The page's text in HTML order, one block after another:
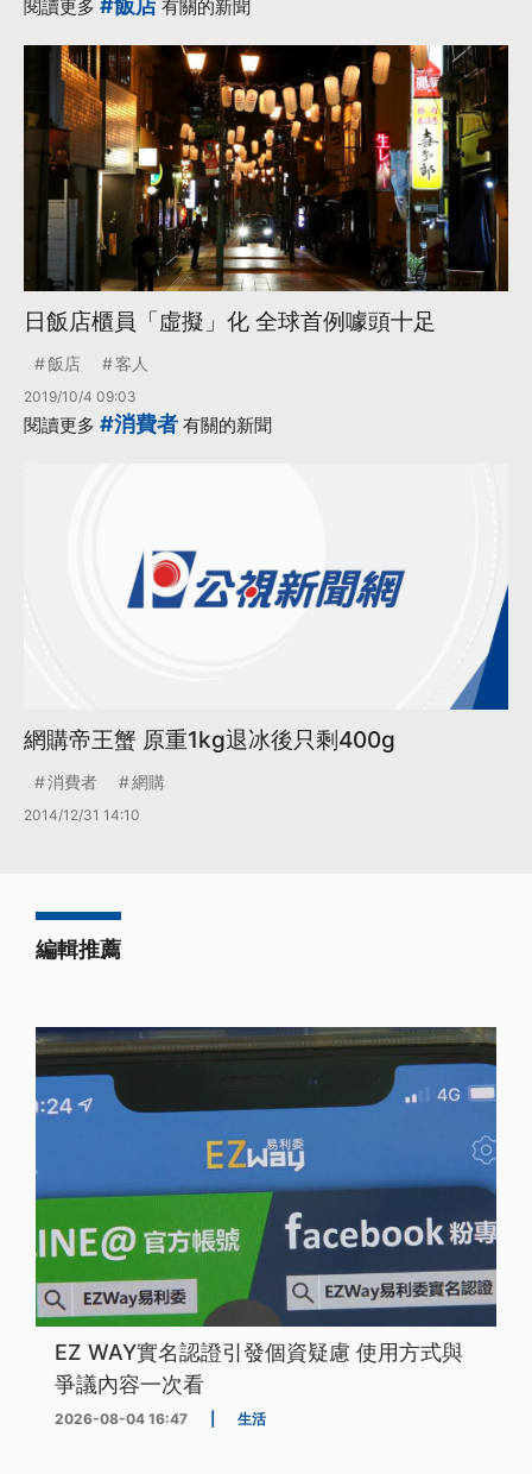
閱讀更多 #飯店 有關的新聞
日飯店櫃員「虛擬」化 全球首例噱頭十足
飯店 客人
2019/10/4 09:03
閱讀更多 #消費者 有關的新聞
網購帝王蟹 原重1kg退冰後只剩400g
消費者 網購
2014/12/31 14:10
編輯推薦
EZ WAY實名認證引發個資疑慮 使用方式與
爭議內容一次看
2026-08-04 16:47 生活